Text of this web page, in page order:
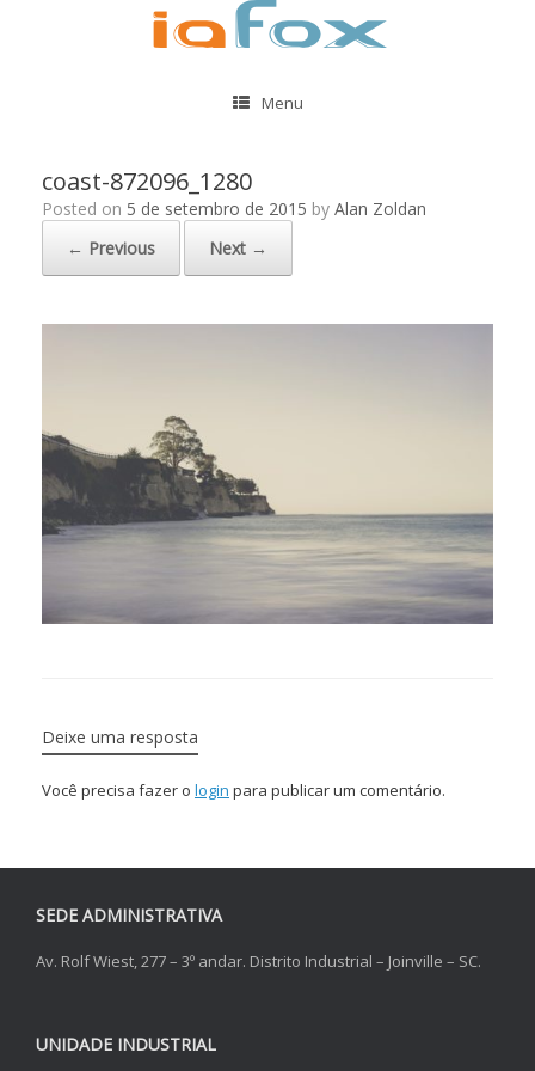
Menu
coast-872096_1280
Posted on 5 de setembro de 2015 by Alan Zoldan
← Previous
Next →
Deixe uma resposta
Você precisa fazer o login para publicar um comentário.
SEDE ADMINISTRATIVA
Av. Rolf Wiest, 277 – 3º andar. Distrito Industrial – Joinville – SC.
UNIDADE INDUSTRIAL